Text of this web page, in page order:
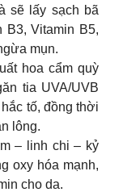
sẽ lấy sạch bã
B3, Vitamin B5,
mụn.
hoa cẩm quỳ
tia UVA/UVB
tố, đồng thời
lông.
– linh chi – kỷ
oxy hóa mạnh,
cho da.